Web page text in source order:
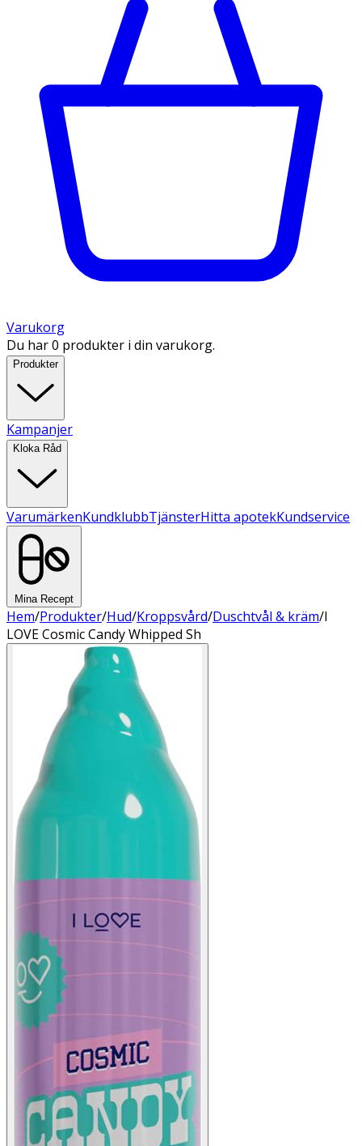
Varukorg
Du har 0 produkter i din varukorg.
Produkter
Kampanjer
Kloka Råd
VarumärkenKundklubbTjänsterHitta apotekKundservice
Mina Recept
Hem/Produkter/Hud/Kroppsvård/Duschtvål & kräm/I
LOVE Cosmic Candy Whipped Sh